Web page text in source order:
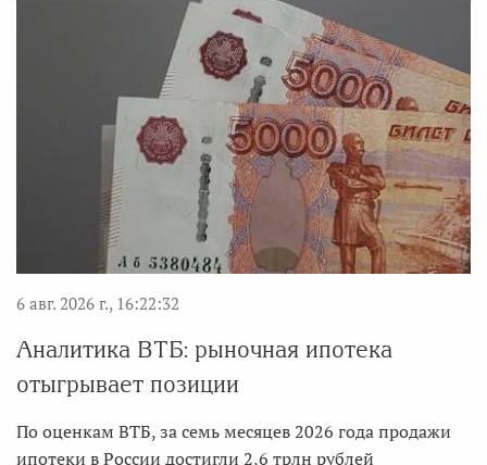
6 авг. 2026 г., 16:22:32
Аналитика ВТБ: рыночная ипотека
отыгрывает позиции
По оценкам ВТБ, за семь месяцев 2026 года продажи
ипотеки в России достигли 2,6 трлн рублей